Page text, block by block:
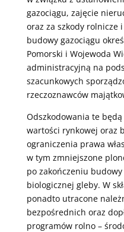
gazociągu, zajęcie
oraz za szkody rolnicze
budowy gazociągu
Pomorski i Wojewoda
administracyjną na
szacunkowych
rzeczoznawców
Odszkodowania te
wartości rynkowej oraz
ograniczenia prawa
w tym zmniejszone
po zakończeniu
biologicznej gleby. W
ponadto utracone
bezpośrednich oraz
programów rolno –